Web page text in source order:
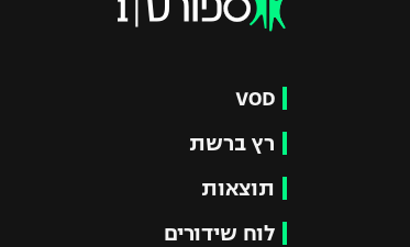
VOD
רץ ברשת
תוצאות
לוח שידורים